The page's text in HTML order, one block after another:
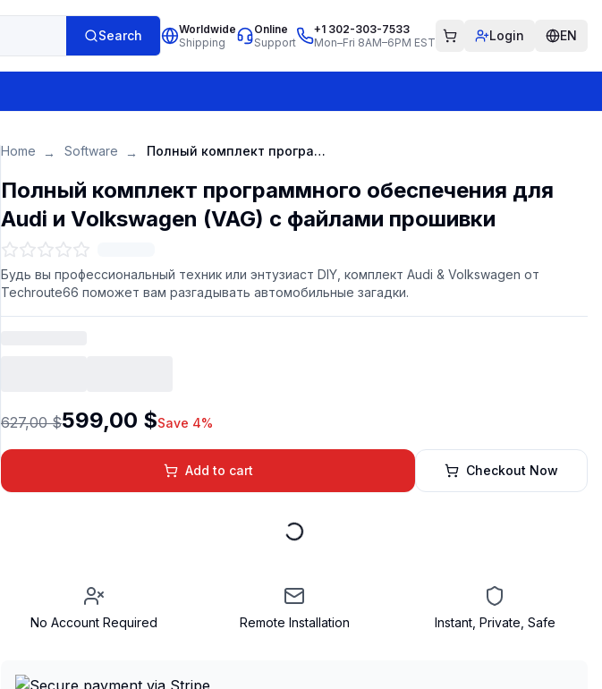
Search
Worldwide
Shipping
Online
Support
+1 302-303-7533
Mon–Fri 8AM–6PM EST
Login EN
Home → Software → Полный комплект программного обеспечения для Audi и Volkswagen (VAG) с файлами прошивки
Полный комплект программного обеспечения для
Audi и Volkswagen (VAG) с файлами прошивки
Будь вы профессиональный техник или энтузиаст DIY, комплект Audi & Volkswagen от
Techroute66 поможет вам разгадывать автомобильные загадки.
627,00 $599,00 $Save 4%
Add to cart Checkout Now
No Account Required Remote Installation Instant, Private, Safe